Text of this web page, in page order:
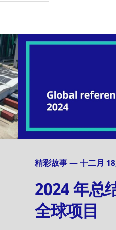
精彩故事 — 十二月
2024 年总
全球项目